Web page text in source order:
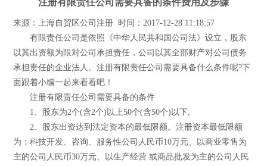
来源：上海自贸区公司注册 时间：2017-12-28 11:18:57
有限责任公司是依照《中华人民共和国公司法》设立，股东
以其出资额为限对公司承担责任，公司以其全部财产对公司债务
承担责任的企业法人。注册有限责任公司需要具备什么条件呢?下
面跟着小编一起来看看吧！
注册有限责任公司需要具备的条件
1、股东为2个(含2个)以上50个(含50个)以下;
2、股东出资达到法定资本的最低限额。注册资本最低限额
为：科技开发、咨询、服务性公司人民币10万元、以商业零售为
主的公司人民币30万元、以生产经营 或商品批发为主的公司人民